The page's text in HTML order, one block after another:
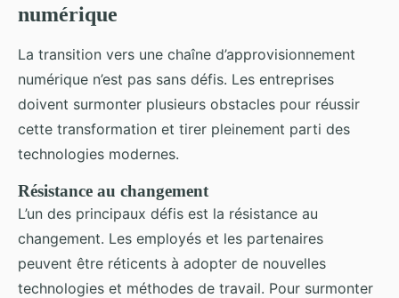
numérique
La transition vers une chaîne d’approvisionnement
numérique n’est pas sans défis. Les entreprises
doivent surmonter plusieurs obstacles pour réussir
cette transformation et tirer pleinement parti des
technologies modernes.
Résistance au changement
L’un des principaux défis est la résistance au
changement. Les employés et les partenaires
peuvent être réticents à adopter de nouvelles
technologies et méthodes de travail. Pour surmonter